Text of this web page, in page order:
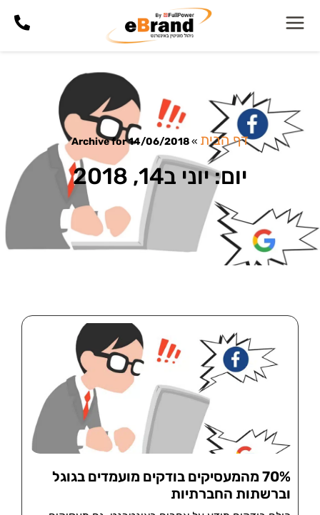
דף הבית »
Archive for 14/06/2018
יום: יוני ב14, 2018
70% מהמעסיקים בודקים מועמדים בגוגל
וברשתות החברתיות